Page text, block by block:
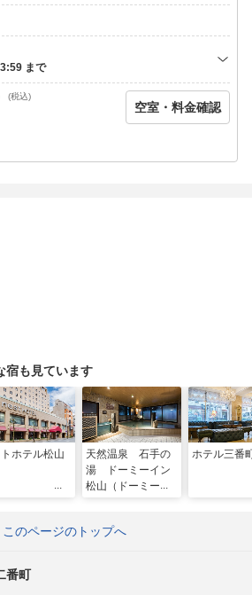
(税込)
空室・料金確認
宿も見ています
ホテル松山
天然温泉 石手の
湯 ドーミーイン
松山（ドーミーイ
ホテル三番
このページのトップへ
番町